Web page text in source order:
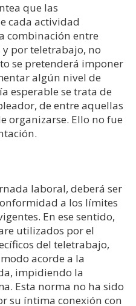
que las
cada actividad
combinación entre
y por teletrabajo, no
se pretenderá imponer
algún nivel de
esperable se trata de
de entre aquellas
organizarse. Ello no fue
laboral, deberá ser
a los límites
En ese sentido,
utilizados por el
del teletrabajo,
acorde a la
impidiendo la
Esta norma no ha sido
su íntima conexión con